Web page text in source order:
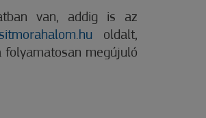
van, addig is az
oldalt,
folyamatosan megújuló